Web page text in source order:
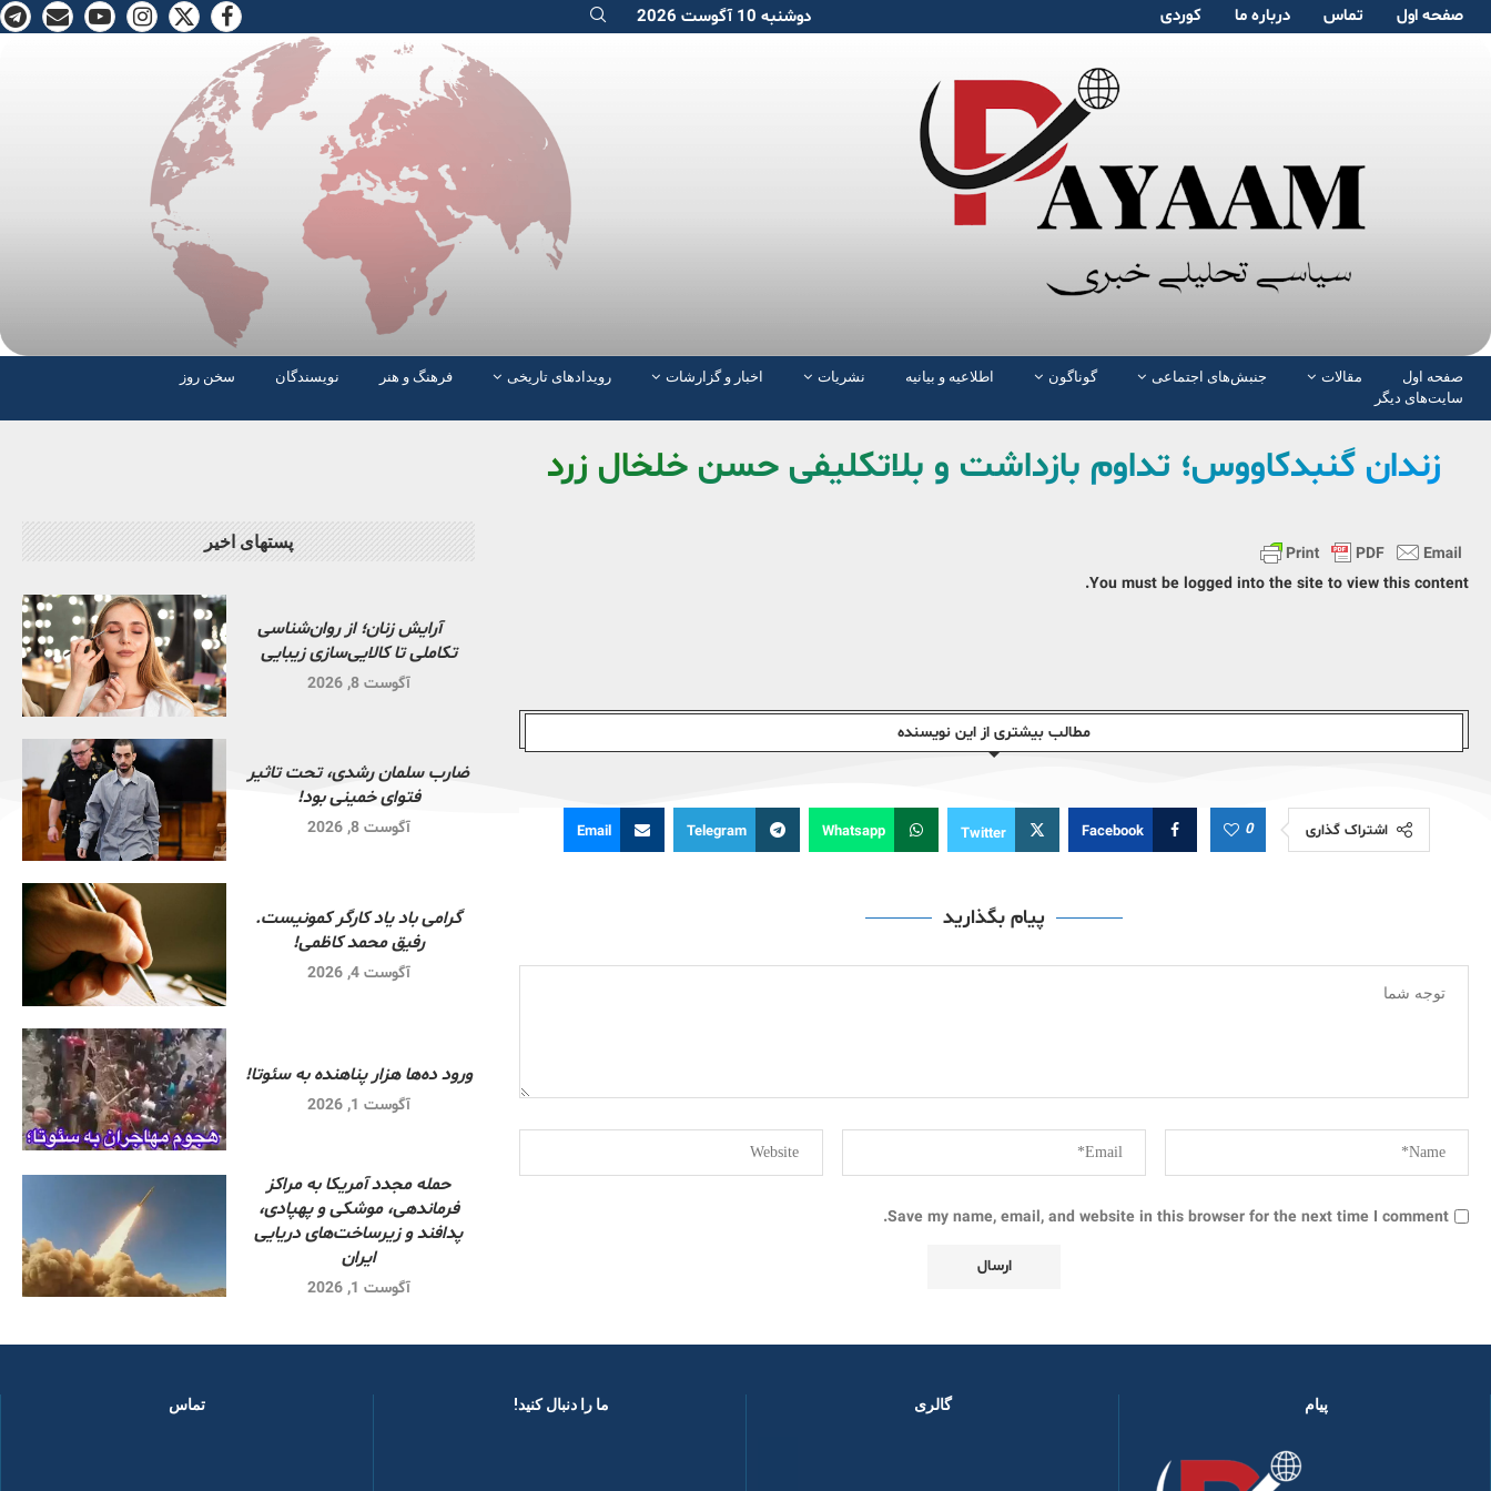
صفحە اول تماس دربارە ما کوردی دوشنبه 10 آگوست 2026
صفحە اول مقالات جنبش‌های اجتماعی گوناگون اطلاعیه و بیانیه نشریات اخبار و گزارشات رویدادهای تاریخی فرهنگ و هنر نویسندگان
سخن روز
سایت‌های دیگر
زندان گنبدکاووس؛ تداوم بازداشت و بلاتکلیفی حسن خلخال زرد
You must be logged into the site to view this content.
مطالب بیشتری از این نویسندە
اشتراک گذاری 0
Facebook
Twitter
Whatsapp
Telegram
Email
پیام بگذارید
Save my name, email, and website in this browser for the next time I comment.
پستهای اخیر
آرایش زنان؛ از روان‌شناسی
تکاملی تا کالایی‌سازی زیبایی
آگوست 8, 2026
ضارب سلمان رشدی، تحت تاثیر
فتوای خمینی بود!
آگوست 8, 2026
گرامی باد یاد کارگر کمونیست.
رفیق محمد کاظمی!
آگوست 4, 2026
ورود ده‌ها هزار پناهنده به سئوتا!
آگوست 1, 2026
حمله مجدد آمریکا به مراکز
فرماندهی، موشکی و پهپادی،
پدافند و زیرساخت‌های دریایی
ایران
آگوست 1, 2026
پیام گالری ما را دنبال کنید! ​ تماس